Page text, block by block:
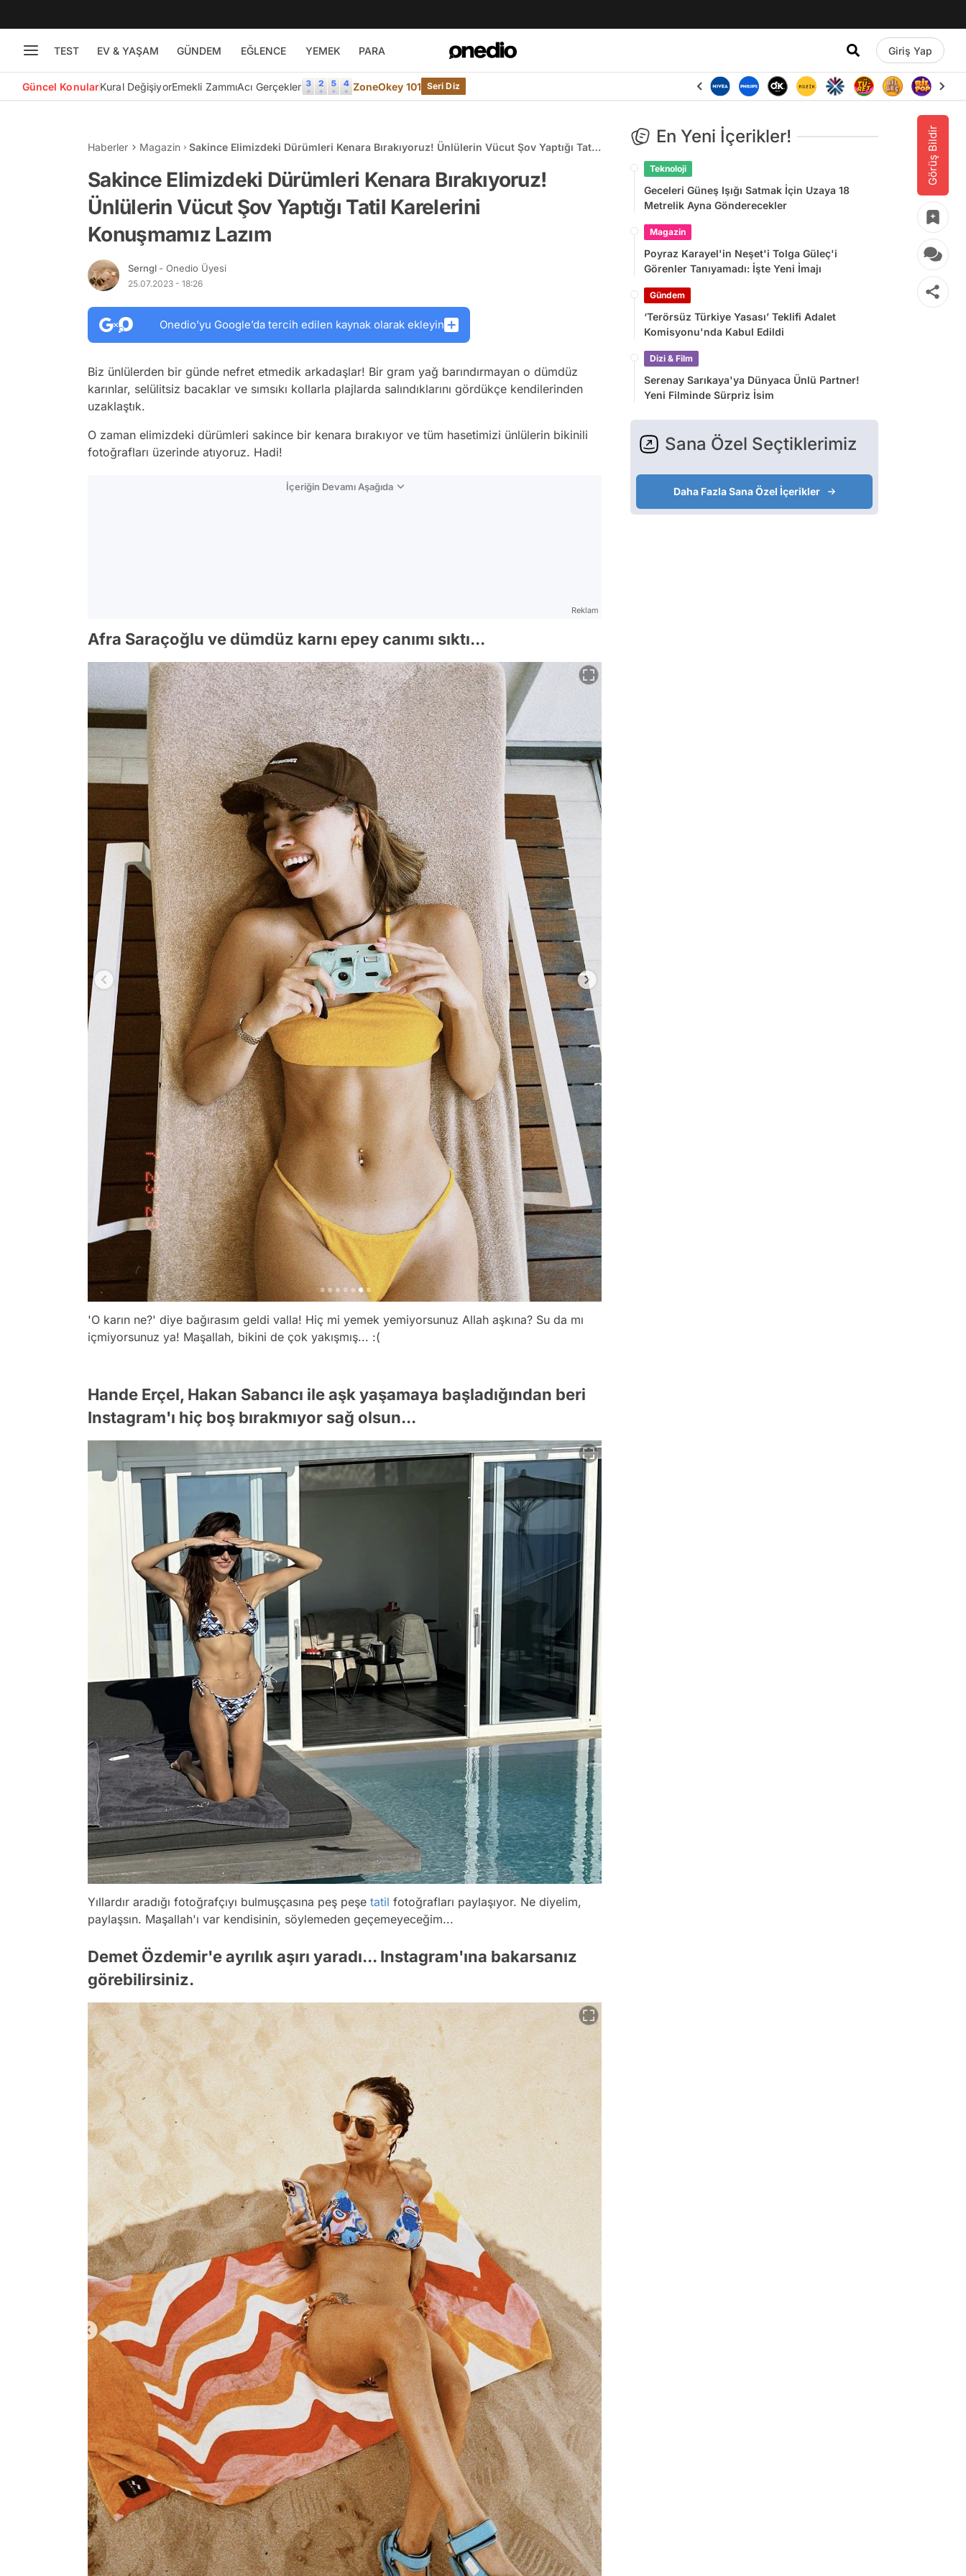
TEST EV & YAŞAM GÜNDEM EĞLENCE YEMEK PARA Giriş Yap
Güncel KonularKural DeğişiyorEmekli ZammıAcı Gerçekler ZoneOkey 101 Seri Diz
Görüş Bildir
Haberler Magazin
Sakince Elimizdeki Dürümleri Kenara Bırakıyoruz! Ünlülerin Vücut Şov Yaptığı Tatil
Sakince Elimizdeki Dürümleri Kenara Bırakıyoruz!
Ünlülerin Vücut Şov Yaptığı Tatil Karelerini
Konuşmamız Lazım
Serngl - Onedio Üyesi
25.07.2023 - 18:26
Onedio’yu Google’da tercih edilen kaynak olarak ekleyin
Biz ünlülerden bir günde nefret etmedik arkadaşlar! Bir gram yağ barındırmayan o dümdüz
karınlar, selülitsiz bacaklar ve sımsıkı kollarla plajlarda salındıklarını gördükçe kendilerinden
uzaklaştık.
O zaman elimizdeki dürümleri sakince bir kenara bırakıyor ve tüm hasetimizi ünlülerin bikinili
fotoğrafları üzerinde atıyoruz. Hadi!
İçeriğin Devamı Aşağıda
Reklam
Afra Saraçoğlu ve dümdüz karnı epey canımı sıktı...
'O karın ne?' diye bağırasım geldi valla! Hiç mi yemek yemiyorsunuz Allah aşkına? Su da mı
içmiyorsunuz ya! Maşallah, bikini de çok yakışmış... :(
Hande Erçel, Hakan Sabancı ile aşk yaşamaya başladığından beri
Instagram'ı hiç boş bırakmıyor sağ olsun...
Yıllardır aradığı fotoğrafçıyı bulmuşçasına peş peşe tatil fotoğrafları paylaşıyor. Ne diyelim,
paylaşsın. Maşallah'ı var kendisinin, söylemeden geçemeyeceğim...
Demet Özdemir'e ayrılık aşırı yaradı... Instagram'ına bakarsanız
görebilirsiniz.
En Yeni İçerikler!
Teknoloji
Geceleri Güneş Işığı Satmak İçin Uzaya 18
Metrelik Ayna Gönderecekler
Magazin
Poyraz Karayel'in Neşet'i Tolga Güleç'i
Görenler Tanıyamadı: İşte Yeni İmajı
Gündem
‘Terörsüz Türkiye Yasası’ Teklifi Adalet
Komisyonu'nda Kabul Edildi
Dizi & Film
Serenay Sarıkaya'ya Dünyaca Ünlü Partner!
Yeni Filminde Sürpriz İsim
Sana Özel Seçtiklerimiz
Daha Fazla Sana Özel İçerikler